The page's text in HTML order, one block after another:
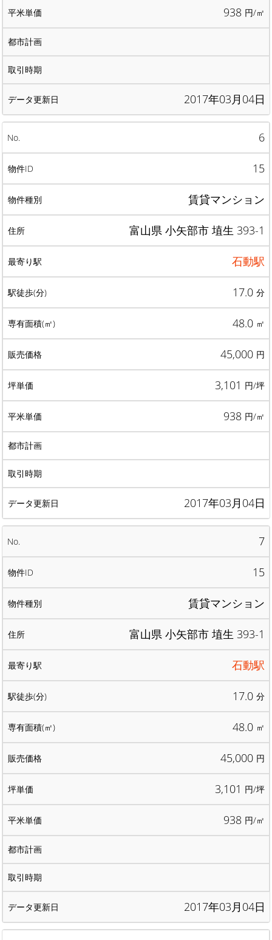
938 円/㎡
2017年03月04日
6
15
賃貸マンション
富山県 小矢部市 埴生 393-1
石動駅
17.0 分
48.0 ㎡
45,000 円
3,101 円/坪
938 円/㎡
2017年03月04日
7
15
賃貸マンション
富山県 小矢部市 埴生 393-1
石動駅
17.0 分
48.0 ㎡
45,000 円
3,101 円/坪
938 円/㎡
2017年03月04日